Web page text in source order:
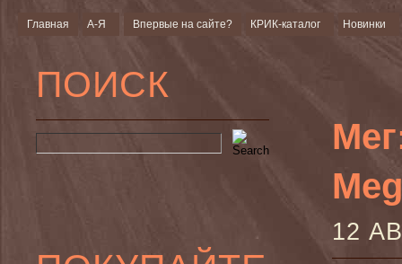
Главная А-Я Впервые на сайте? КРИК-каталог Новинки
ПОИСК
12